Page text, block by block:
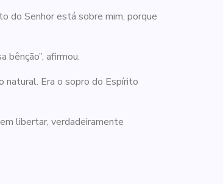
do Senhor está sobre mim, porque
bênção”, afirmou.
natural. Era o sopro do Espírito
libertar, verdadeiramente